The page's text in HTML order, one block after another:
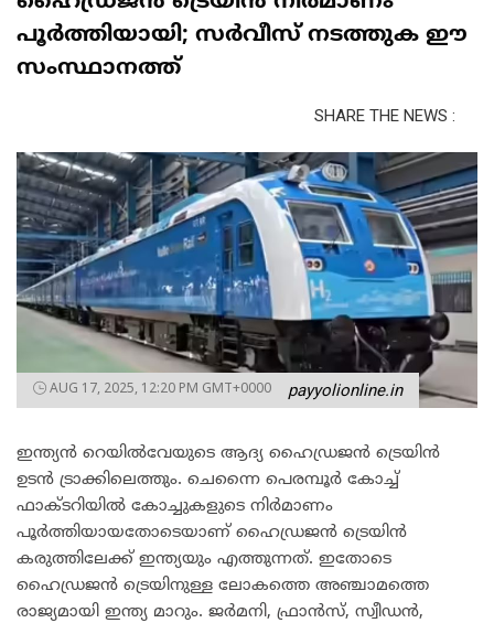
പൂർത്തിയായി; സർവീസ് നടത്തുക ഈ
സംസ്ഥാനത്ത്
SHARE THE NEWS :
AUG 17, 2025, 12:20 PM GMT+0000 payyolionline.in
ഇന്ത്യൻ റെയിൽവേയുടെ ആദ്യ ഹൈഡ്രജന്‍ ട്രെയിൻ
ഉടൻ ട്രാക്കിലെത്തും. ചെന്നൈ പെരമ്പൂര്‍ കോച്ച്
ഫാക്ടറിയിൽ കോച്ചുകളുടെ നിര്‍മാണം
പൂര്‍ത്തിയായതോടെയാണ് ഹൈഡ്രജൻ ട്രെയിൻ
കരുത്തിലേക്ക് ഇന്ത്യയും എത്തുന്നത്. ഇതോടെ
ഹൈഡ്രജൻ ട്രെയിനുള്ള ലോകത്തെ അഞ്ചാമത്തെ
രാജ്യമായി ഇന്ത്യ മാറും. ജര്‍മനി, ഫ്രാന്‍സ്, സ്വീഡന്‍,